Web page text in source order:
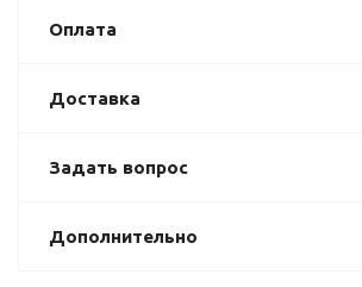
Оплата
Доставка
Задать вопрос
Дополнительно